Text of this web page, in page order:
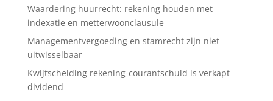
Waardering huurrecht: rekening houden met
indexatie en metterwoonclausule
Managementvergoeding en stamrecht zijn niet
uitwisselbaar
Kwijtschelding rekening-courantschuld is verkapt
dividend